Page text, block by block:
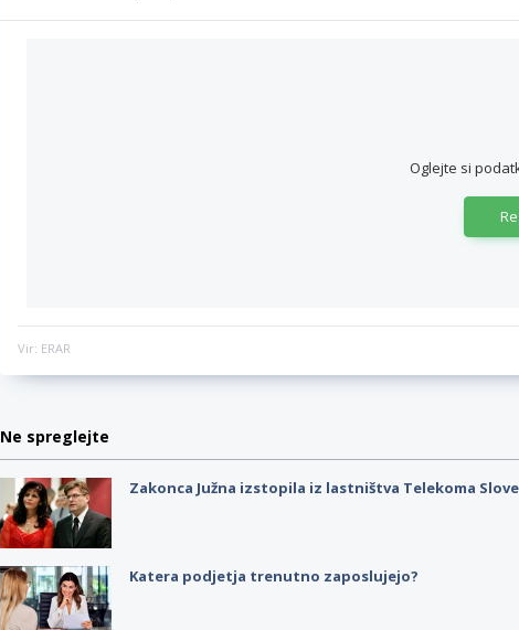
Oglejte si
Vir: ERAR
Ne spreglejte
Zakonca Južna izstopila iz lastništva Telekoma
Katera podjetja trenutno zaposlujejo?